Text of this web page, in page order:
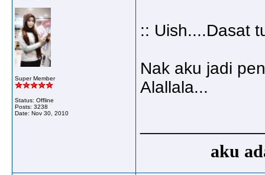
Super Member
Status: Offline
Posts: 3238
Date: Nov 30, 2010
:: Uish....Dasat
Nak aku jadi
Alallala...
aku